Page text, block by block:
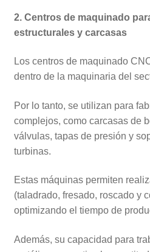
2. Centros de maquinado
estructurales y carcasas
Los centros de maquinado
dentro de la maquinaria del
Por lo tanto, se utilizan para
complejos, como carcasas de
válvulas, tapas de presión y
turbinas.
Estas máquinas permiten
(taladrado, fresado, roscado y
optimizando el tiempo de
Además, su capacidad para